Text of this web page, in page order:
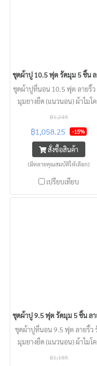
ชุดผ้าปู 10.5 ฟุต รัดมุม 5 ชิ้น ล
ชุดผ้าปูที่นอน 10.5 ฟุต ลายริ้ว
มุมยางยืด (แนวนอน) ผ้าไมโ
เทกซ์ KISS แบบโรงแรม นุ่มลื่น
ครอบคลุมทุกความหนาที่นอน
สัมผสเย็น นอนสบาย
฿1,245
฿1,058.25 -15%
สั่งซื้อสินค้า
(มีหลายคุณสมบัติให้เลือก)
เปรียบเทียบ
ชุดผ้าปู 9.5 ฟุต รัดมุม 5 ชิ้น ลา
ชุดผ้าปูที่นอน 9.5 ฟุต ลายริ้ว
มุมยางยืด (แนวนอน) ผ้าไมโ
เทกซ์ KISS แบบโรงแรม นุ่มลื่น
฿1,185